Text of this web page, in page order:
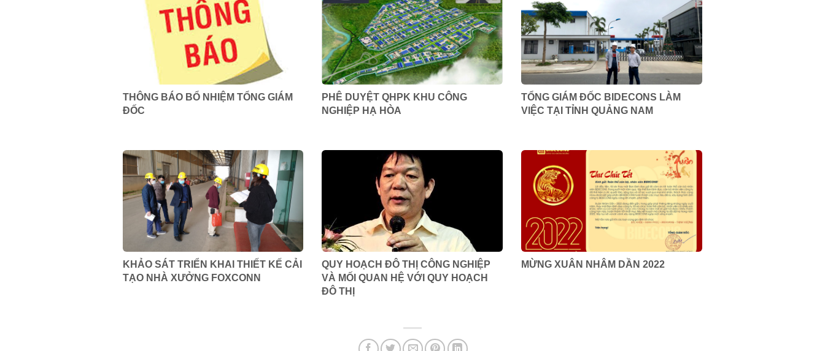
THÔNG BÁO BỔ NHIỆM TỔNG GIÁM
ĐỐC
PHÊ DUYỆT QHPK KHU CÔNG
NGHIỆP HẠ HÒA
TỔNG GIÁM ĐỐC BIDECONS LÀM
VIỆC TẠI TỈNH QUẢNG NAM
KHẢO SÁT TRIỂN KHAI THIẾT KẾ CẢI
TẠO NHÀ XƯỞNG FOXCONN
QUY HOẠCH ĐÔ THỊ CÔNG NGHIỆP
VÀ MỐI QUAN HỆ VỚI QUY HOẠCH
ĐÔ THỊ
MỪNG XUÂN NHÂM DẦN 2022